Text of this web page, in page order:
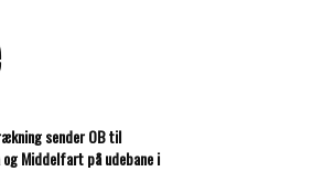
sender OB til
Middelfart på udebane i